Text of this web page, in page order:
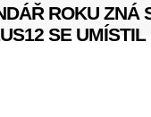
ROKU ZNÁ
SE